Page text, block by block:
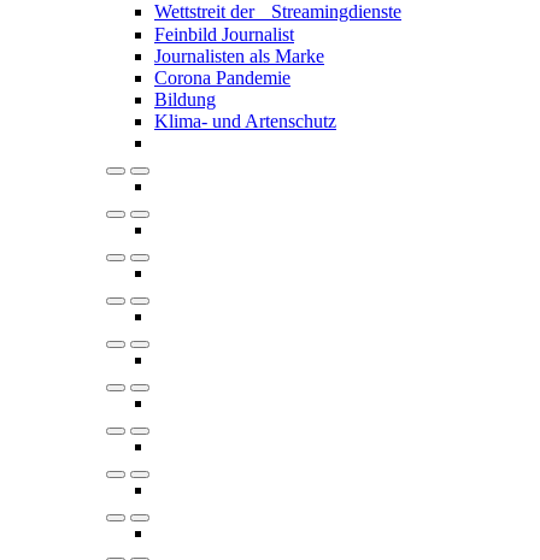
Wettstreit der Streamingdienste
Feinbild Journalist
Journalisten als Marke
Corona Pandemie
Bildung
Klima- und Artenschutz